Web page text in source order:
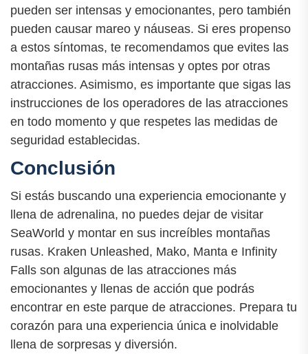
pueden ser intensas y emocionantes, pero también
pueden causar mareo y náuseas. Si eres propenso
a estos síntomas, te recomendamos que evites las
montañas rusas más intensas y optes por otras
atracciones. Asimismo, es importante que sigas las
instrucciones de los operadores de las atracciones
en todo momento y que respetes las medidas de
seguridad establecidas.
Conclusión
Si estás buscando una experiencia emocionante y
llena de adrenalina, no puedes dejar de visitar
SeaWorld y montar en sus increíbles montañas
rusas. Kraken Unleashed, Mako, Manta e Infinity
Falls son algunas de las atracciones más
emocionantes y llenas de acción que podrás
encontrar en este parque de atracciones. Prepara tu
corazón para una experiencia única e inolvidable
llena de sorpresas y diversión.